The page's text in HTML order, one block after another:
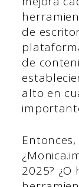
de
de
alto en
2025?